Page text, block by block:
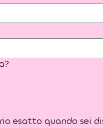
esatto quando sei